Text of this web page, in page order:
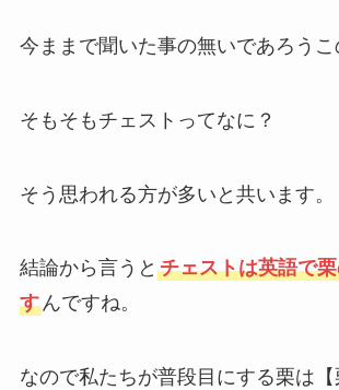
今ままで聞いた事の無いであろうこ
そもそもチェストってなに？
そう思われる方が多いと共います。
結論から言うと チェストは英語で
すんですね。
なので私たちが普段目にする栗は